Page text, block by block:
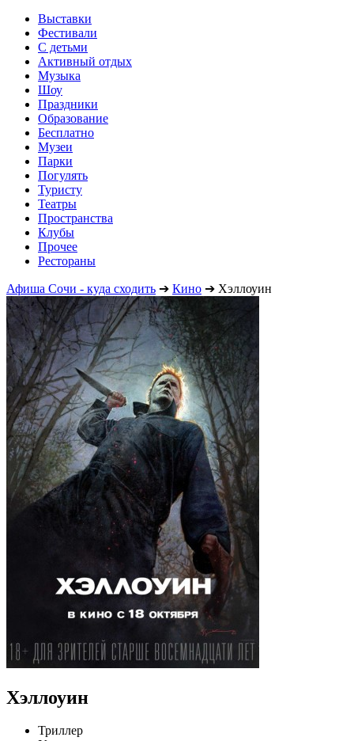
Выставки
Фестивали
С детьми
Активный отдых
Музыка
Шоу
Праздники
Образование
Бесплатно
Музеи
Парки
Погулять
Туристу
Театры
Пространства
Клубы
Прочее
Рестораны
Афиша Сочи - куда сходить ➔ Кино ➔ Хэллоуин
Хэллоуин
Триллер